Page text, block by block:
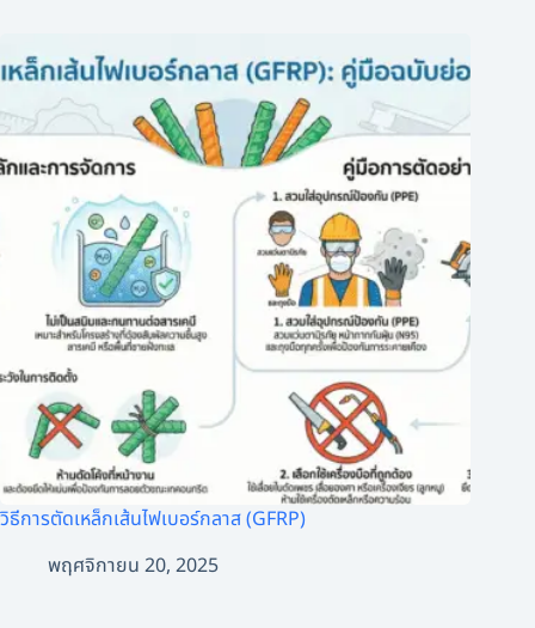
วิธีการตัดเหล็กเส้นไฟเบอร์กลาส (GFRP)
พฤศจิกายน 20, 2025